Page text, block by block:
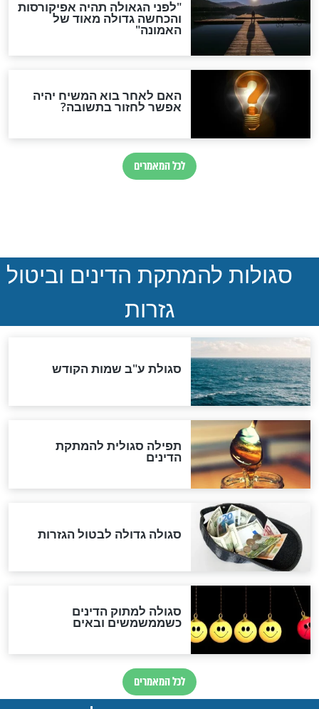
הותר לפרסום: לוחמי מילואים
נהרגו בדרום לבנון
ההסכם החשאי של טראמפ
סימני שאלה
שורדת השואה שחוגגת 100:
"מודה לקב"ה על כל השנים"
לכל המאמרים
אחרית הימים
האם אפשר לחשב את הקץ?
מה יהיה בימות המשיח?